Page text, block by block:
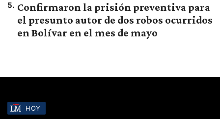
5. Confirmaron la prisión preventiva para
el presunto autor de dos robos ocurridos
en Bolívar en el mes de mayo
HOY